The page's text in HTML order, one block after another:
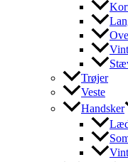
Trøjer
Veste
Handsker